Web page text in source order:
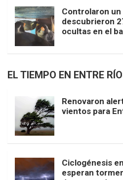
Controlaron
descubrieron
ocultas en el
EL TIEMPO EN ENTRE
Renovaron
vientos para
Ciclogénesis
esperan